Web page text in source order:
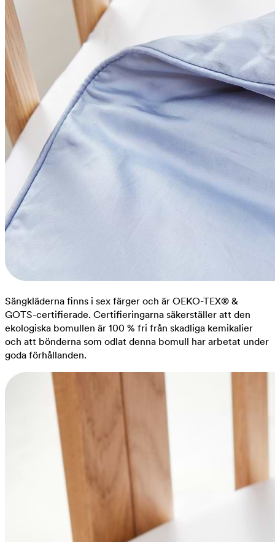
Sängkläderna finns i sex färger och är OEKO-TEX® &
GOTS-certifierade. Certifieringarna säkerställer att den
ekologiska bomullen är 100 % fri från skadliga kemikalier
och att bönderna som odlat denna bomull har arbetat under
goda förhållanden.